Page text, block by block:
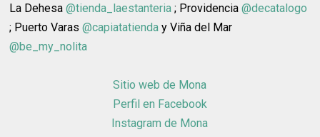
La Dehesa@tienda_laestanteria ; Providencia@decatalogo
; Puerto Varas@capiatatienda y Viña del Mar
@be_my_nolita
Sitio web de Mona
Perfil en Facebook
Instagram de Mona